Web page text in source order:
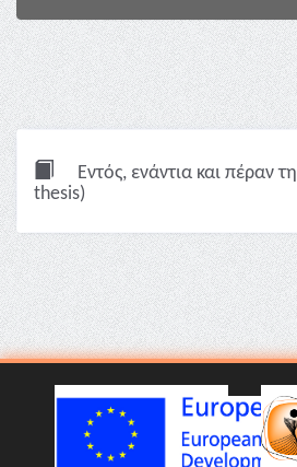
Εντός, ενάντια και πέραν
thesis)